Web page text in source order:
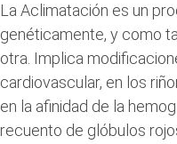
La Aclimatación es un
genéticamente, y como
otra. Implica
cardiovascular, en los
en la afinidad de la
recuento de glóbulos